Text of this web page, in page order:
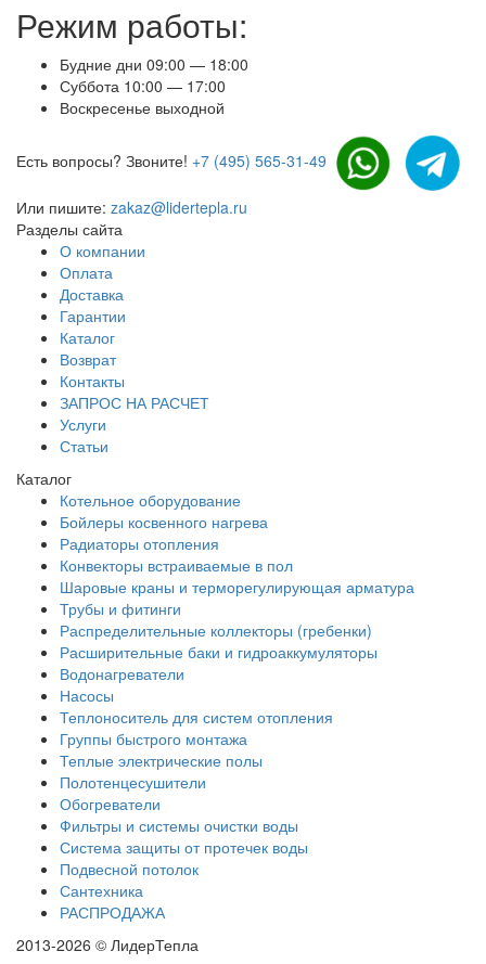
Режим работы:
Будние дни 09:00 — 18:00
Суббота 10:00 — 17:00
Воскресенье выходной
Есть вопросы? Звоните! +7 (495) 565-31-49
Или пишите: zakaz@lidertepla.ru
Разделы сайта
О компании
Оплата
Доставка
Гарантии
Каталог
Возврат
Контакты
ЗАПРОС НА РАСЧЕТ
Услуги
Статьи
Каталог
Котельное оборудование
Бойлеры косвенного нагрева
Радиаторы отопления
Конвекторы встраиваемые в пол
Шаровые краны и терморегулирующая арматура
Трубы и фитинги
Распределительные коллекторы (гребенки)
Расширительные баки и гидроаккумуляторы
Водонагреватели
Насосы
Теплоноситель для систем отопления
Группы быстрого монтажа
Теплые электрические полы
Полотенцесушители
Обогреватели
Фильтры и системы очистки воды
Система защиты от протечек воды
Подвесной потолок
Сантехника
РАСПРОДАЖА
2013-2026 © ЛидерТепла